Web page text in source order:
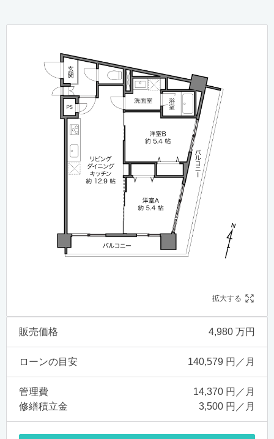
拡大する
販売価格 4,980 万円
ローンの目安 140,579 円／月
管理費
14,370 円／月
修繕積立金
3,500 円／月